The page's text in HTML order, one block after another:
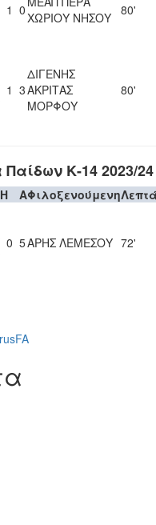
1 0ΧΩΡΙΟΥ ΝΗΣΟΥ 80'
1 3
ΔΙΓΕΝΗΣ
ΑΚΡΙΤΑΣ
ΜΟΡΦΟΥ
80'
Κ-14 2023/24
H AΦιλοξενούμενη
0 5ΑΡΗΣ ΛΕΜΕΣΟΥ 72'